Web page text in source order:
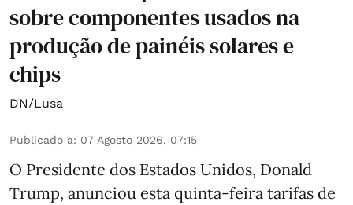
sobre componentes usados na
produção de painéis solares e
chips
DN/Lusa
Publicado a: 07 Agosto 2026, 07:15
O Presidente dos Estados Unidos, Donald
Trump, anunciou esta quinta-feira tarifas de